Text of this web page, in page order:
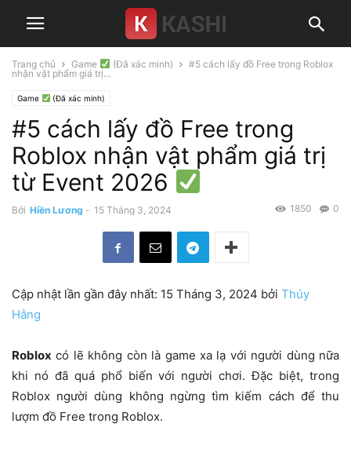
Trang chủ Game (Đã xác minh)
#5 cách lấy đồ Free trong Roblox
nhận vật phẩm giá trị...
Game (Đã xác minh)
#5 cách lấy đồ Free trong
Roblox nhận vật phẩm giá trị
từ Event 2026
Bởi Hiền Lương - 15 Tháng 3, 2024 0
1850
Cập nhật lần gần đây nhất: 15 Tháng 3, 2024 bởi Thúy
Hằng
Roblox có lẽ không còn là game xa lạ với người dùng nữa
khi nó đã quá phổ biến với người chơi. Đặc biệt, trong
Roblox người dùng không ngừng tìm kiếm cách để thu
lượm đồ Free trong Roblox.